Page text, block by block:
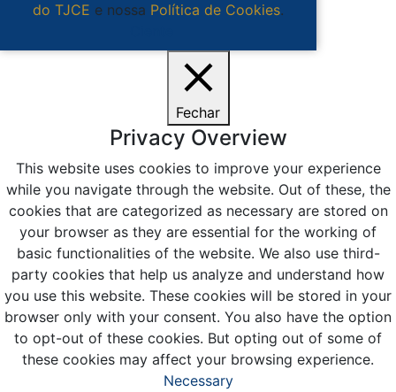
do TJCE e nossa Política de Cookies.
Fechar
Privacy Overview
This website uses cookies to improve your experience
while you navigate through the website. Out of these, the
cookies that are categorized as necessary are stored on
your browser as they are essential for the working of
basic functionalities of the website. We also use third-
party cookies that help us analyze and understand how
you use this website. These cookies will be stored in your
browser only with your consent. You also have the option
to opt-out of these cookies. But opting out of some of
these cookies may affect your browsing experience.
Necessary